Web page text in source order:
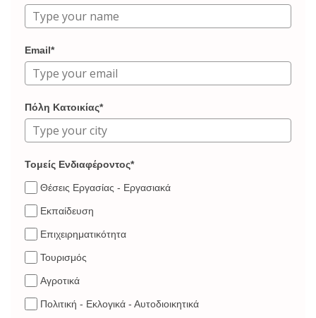
Email*
Πόλη Κατοικίας*
Τομείς Ενδιαφέροντος*
Θέσεις Εργασίας - Εργασιακά
Εκπαίδευση
Επιχειρηματικότητα
Τουρισμός
Αγροτικά
Πολιτική - Εκλογικά - Αυτοδιοικητικά